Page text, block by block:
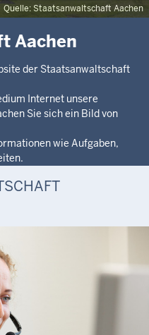
Quelle: Staatsanwaltschaft Aachen
Aachen
der Staatsanwaltschaft
Internet unsere
Sie sich ein Bild von
wie Aufgaben,